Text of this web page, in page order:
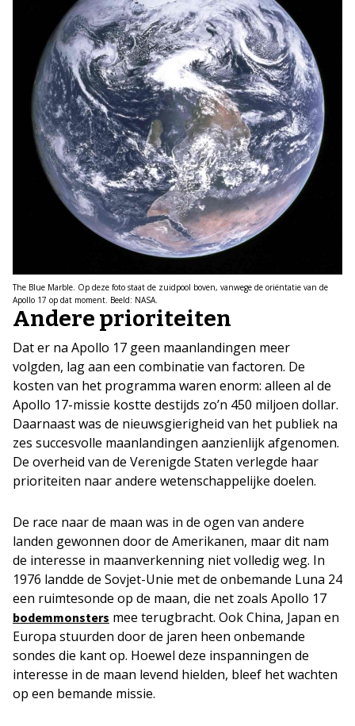
The Blue Marble. Op deze foto staat de zuidpool boven, vanwege de oriëntatie van de
Apollo 17 op dat moment. Beeld: NASA.
Andere prioriteiten
Dat er na Apollo 17 geen maanlandingen meer
volgden, lag aan een combinatie van factoren. De
kosten van het programma waren enorm: alleen al de
Apollo 17-missie kostte destijds zo’n 450 miljoen dollar.
Daarnaast was de nieuwsgierigheid van het publiek na
zes succesvolle maanlandingen aanzienlijk afgenomen.
De overheid van de Verenigde Staten verlegde haar
prioriteiten naar andere wetenschappelijke doelen.
De race naar de maan was in de ogen van andere
landen gewonnen door de Amerikanen, maar dit nam
de interesse in maanverkenning niet volledig weg. In
1976 landde de Sovjet-Unie met de onbemande Luna 24
een ruimtesonde op de maan, die net zoals Apollo 17
bodemmonsters mee terugbracht. Ook China, Japan en
Europa stuurden door de jaren heen onbemande
sondes die kant op. Hoewel deze inspanningen de
interesse in de maan levend hielden, bleef het wachten
op een bemande missie.